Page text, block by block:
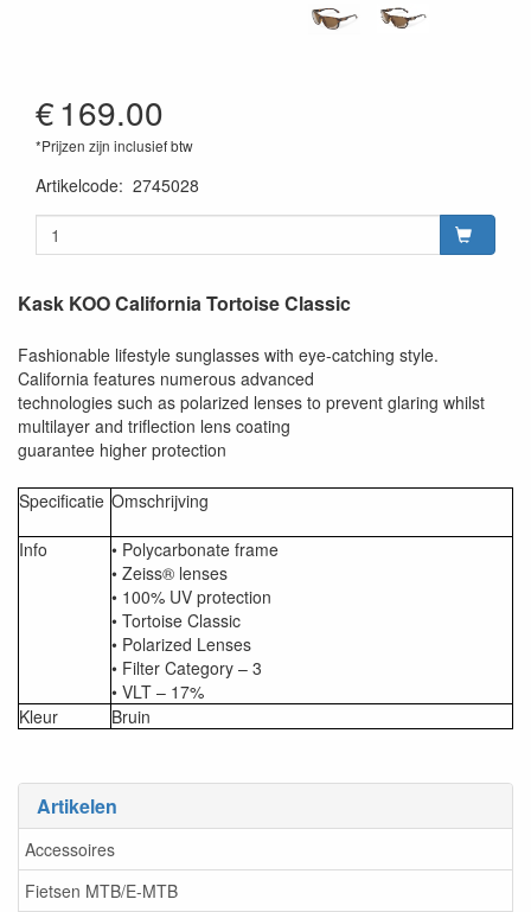
Artikelen
Accessoires
Fietsen MTB/E-MTB
€169.00
*Prijzen zijn inclusief btw
Artikelcode: 2745028
Kask KOO California Tortoise Classic
Fashionable lifestyle sunglasses with eye-catching style.
California features numerous advanced
technologies such as polarized lenses to prevent glaring whilst
multilayer and triflection lens coating
guarantee higher protection
Specificatie Omschrijving
Info
• Polycarbonate frame
• Zeiss® lenses
• 100% UV protection
• Tortoise Classic
• Polarized Lenses
• Filter Category – 3
• VLT – 17%
Kleur
Bruin